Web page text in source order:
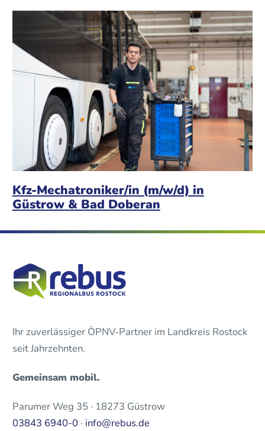
Kfz-Mechatroniker/in (m/w/d) in
Güstrow & Bad Doberan
Ihr zuverlässiger ÖPNV-Partner im Landkreis Rostock
seit Jahrzehnten.
Gemeinsam mobil.
Parumer Weg 35 · 18273 Güstrow
03843 6940-0 · info@rebus.de